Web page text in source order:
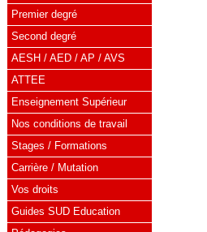
Premier degré
Second degré
AESH / AED / AP / AVS
ATTEE
Enseignement Supérieur
Nos conditions de travail
Stages / Formations
Carrière / Mutation
Vos droits
Guides SUD Education